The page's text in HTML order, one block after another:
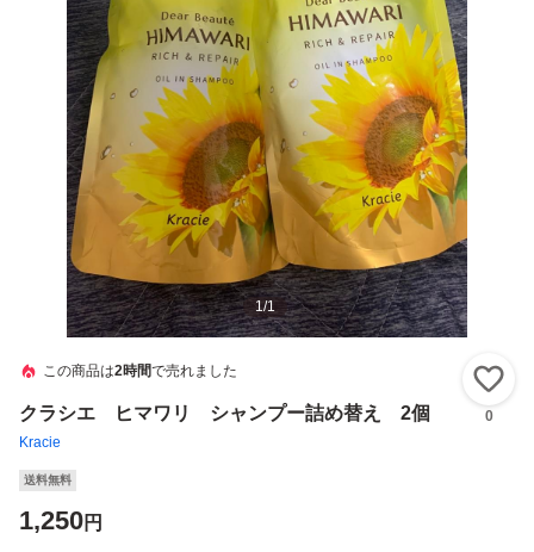
1/1
この商品は2時間で売れました
クラシエ ヒマワリ シャンプー詰め替え 2個
Kracie
0
送料無料
1,250円